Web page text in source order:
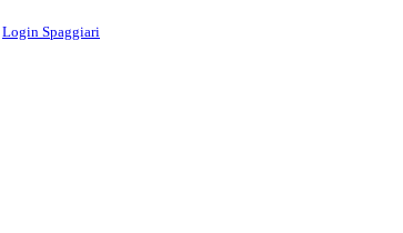
Login Spaggiari